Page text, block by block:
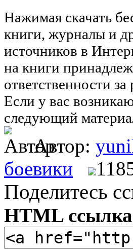
Нажимая скачать
книги, журналы и
источников в
на книги
ответственности
Если у вас
следующий
Автор:
боевики
Поделитесь
HTML